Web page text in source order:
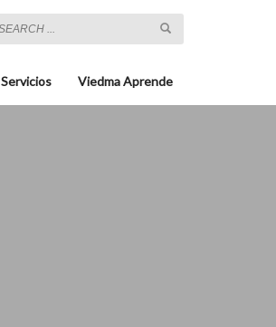
Servicios Viedma Aprende